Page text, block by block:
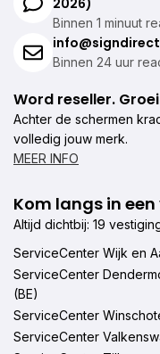
2026)
Binnen 1 minuut
Binnen 24 uur
Word reseller.
Achter de schermen
volledig jouw merk.
MEER INFO
Kom langs in
Altijd dichtbij: 19
ServiceCenter Wijk en
ServiceCenter
(BE)
ServiceCenter
ServiceCenter